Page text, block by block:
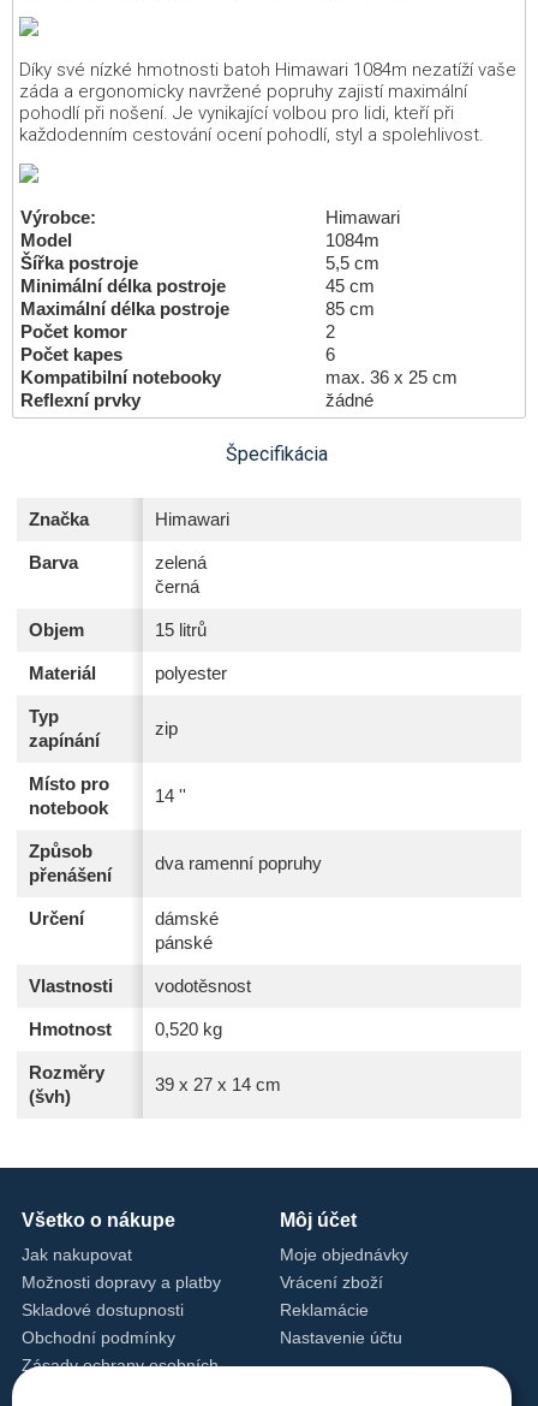
Díky své nízké hmotnosti batoh Himawari 1084m nezatíží vaše
záda a ergonomicky navržené popruhy zajistí maximální
pohodlí při nošení. Je vynikající volbou pro lidi, kteří při
každodenním cestování ocení pohodlí, styl a spolehlivost.
Výrobce:
Himawari
Model
1084m
Šířka postroje
5,5 cm
Minimální délka postroje
45 cm
Maximální délka postroje
85 cm
Počet komor
2
Počet kapes
6
Kompatibilní notebooky
max. 36 x 25 cm
Reflexní prvky
žádné
Špecifikácia
Značka Himawari
Barva
zelená
černá
Objem 15 litrů
Materiál polyester
Typ
zapínání
zip
Místo pro
notebook
14 ''
Způsob
přenášení
dva ramenní popruhy
Určení
dámské
pánské
Vlastnosti vodotěsnost
Hmotnost 0,520 kg
Rozměry
(švh)
39 x 27 x 14 cm
Všetko o nákupe
Jak nakupovat
Možnosti dopravy a platby
Skladové dostupnosti
Obchodní podmínky
Zásady ochrany osobních
Môj účet
Moje objednávky
Vrácení zboží
Reklamácie
Nastavenie účtu